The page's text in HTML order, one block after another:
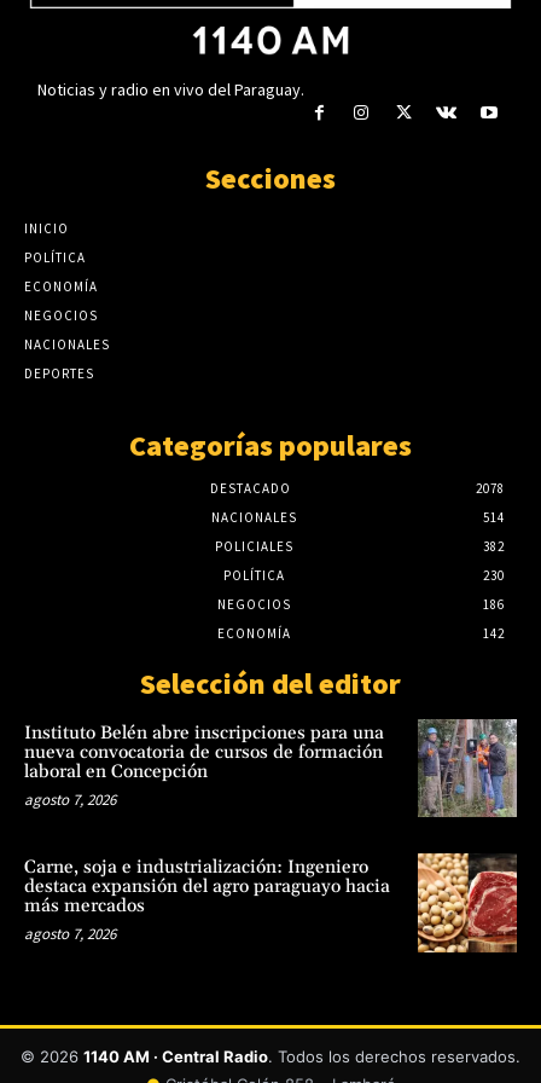
Noticias y radio en vivo del Paraguay.
Secciones
INICIO
POLÍTICA
ECONOMÍA
NEGOCIOS
NACIONALES
DEPORTES
Categorías populares
DESTACADO
2078
NACIONALES
514
POLICIALES
382
POLÍTICA
230
NEGOCIOS
186
ECONOMÍA
142
Selección del editor
Instituto Belén abre inscripciones para una
nueva convocatoria de cursos de formación
laboral en Concepción
agosto 7, 2026
Carne, soja e industrialización: Ingeniero
destaca expansión del agro paraguayo hacia
más mercados
agosto 7, 2026
© 2026 1140 AM · Central Radio. Todos los derechos reservados.